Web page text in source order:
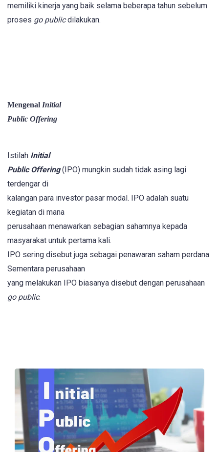
memiliki kinerja yang baik selama beberapa tahun sebelum
proses go publicdilakukan.
Mengenal Initial
Public Offering
Istilah Initial
Public Offering(IPO) mungkin sudah tidak asing lagi
terdengar di
kalangan para investor pasar modal. IPO adalah suatu
kegiatan di mana
perusahaan menawarkan sebagian sahamnya kepada
masyarakat untuk pertama kali.
IPO sering disebut juga sebagai penawaran saham perdana.
Sementara perusahaan
yang melakukan IPO biasanya disebut dengan perusahaan
go public.